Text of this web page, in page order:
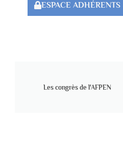
ESPACE ADHÉRENTS
Les congrès de l'AFPEN